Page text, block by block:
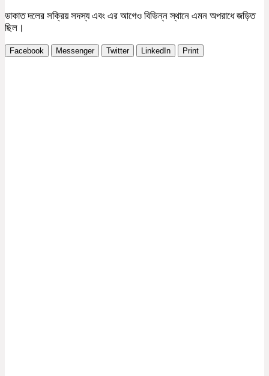
ডাকাত দলের সক্রিয় সদস্য এবং এর আগেও বিভিন্ন স্থানে এমন অপরাধে জড়িত
ছিল।
Facebook Messenger Twitter LinkedIn Print